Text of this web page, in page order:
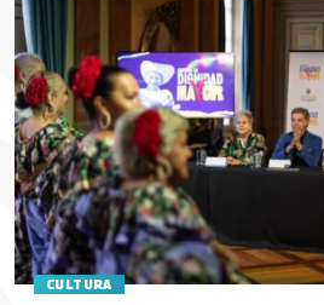
CULTURA